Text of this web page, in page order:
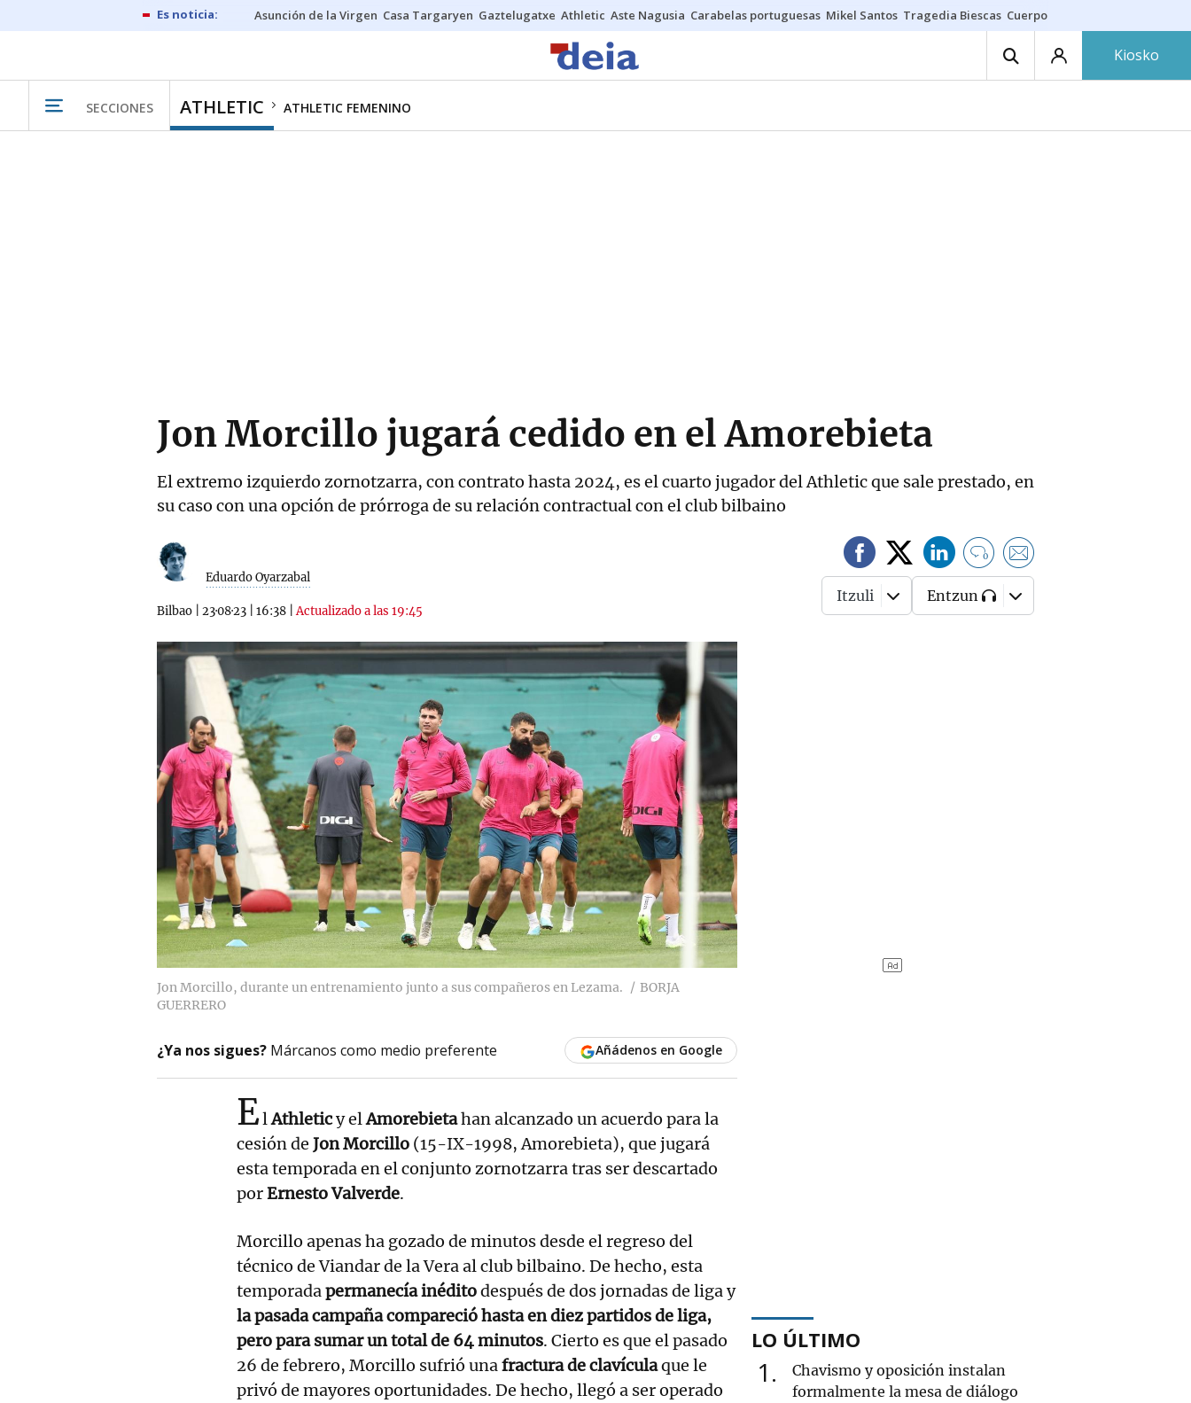
Asunción de la Virgen Casa Targaryen Gaztelugatxe Athletic Aste Nagusia Carabelas portuguesas Mikel Santos Tragedia Biescas Cuerpo ría
Kiosko
SECCIONES ATHLETIC ATHLETIC FEMENINO
Jon Morcillo jugará cedido en el Amorebieta
El extremo izquierdo zornotzarra, con contrato hasta 2024, es el cuarto jugador del Athletic que sale prestado, en
su caso con una opción de prórroga de su relación contractual con el club bilbaino
Eduardo Oyarzabal
Bilbao 23·08·23 16:38 |Actualizado a las 19:45
0
Itzuli Entzun
Jon Morcillo, durante un entrenamiento junto a sus compañeros en Lezama.
BORJA
GUERRERO
¿Ya nos sigues? Márcanos como medio preferente Añádenos en Google
ElAthleticy elAmorebietahan alcanzado un acuerdo para la
cesión de Jon Morcillo (15-IX-1998, Amorebieta), que jugará
esta temporada en el conjunto zornotzarra tras ser descartado
porErnesto Valverde.
Morcillo apenas ha gozado de minutos desde el regreso del
técnico de Viandar de la Vera al club bilbaino. De hecho, esta
temporadapermanecía inéditodespués de dos jornadas de liga y
la pasada campaña compareció hasta en diez partidos de liga,
pero para sumar un total de 64 minutos. Cierto es que el pasado
26 de febrero, Morcillo sufrió unafractura de clavículaque le
privó de mayores oportunidades. De hecho, llegó a ser operado
LO ÚLTIMO
1
Chavismo y oposición instalan
formalmente la mesa de diálogo